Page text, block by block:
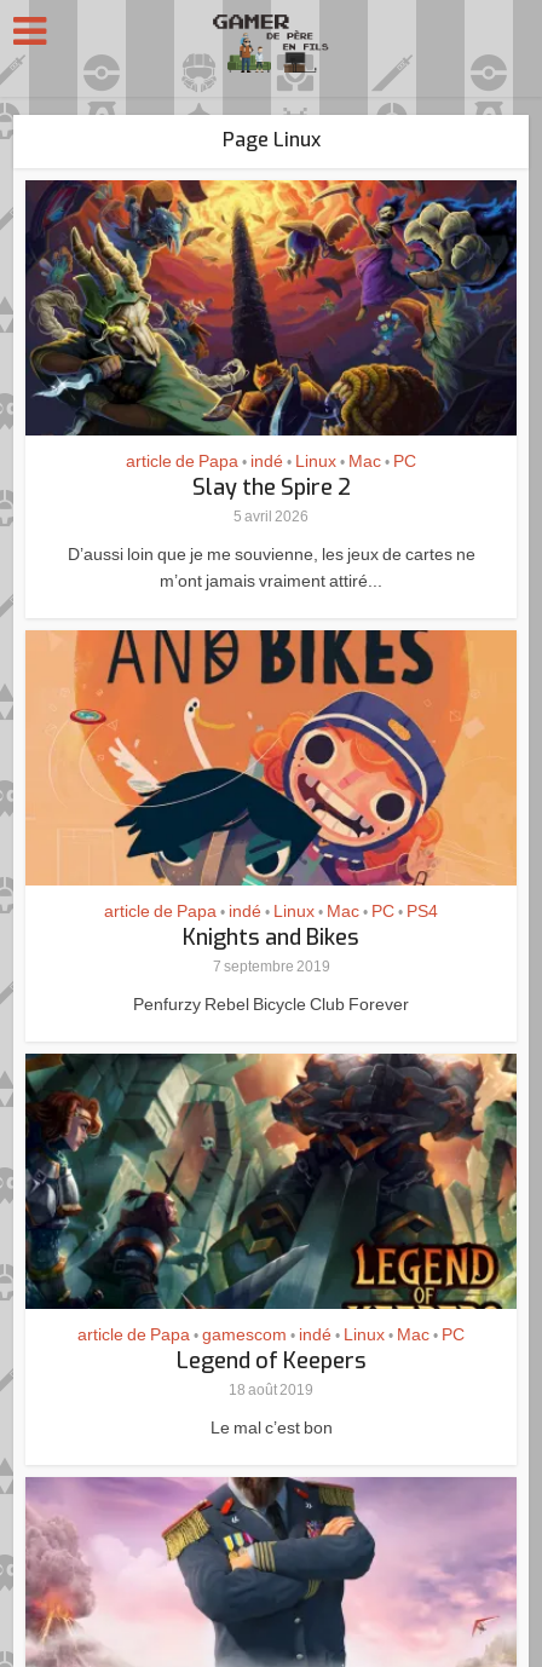
Page Linux
article de Papa • indé • Linux • Mac • PC
Slay the Spire 2
5 avril 2026
D’aussi loin que je me souvienne, les jeux de cartes ne
m’ont jamais vraiment attiré...
article de Papa • indé • Linux • Mac • PC • PS4
Knights and Bikes
7 septembre 2019
Penfurzy Rebel Bicycle Club Forever
article de Papa • gamescom • indé • Linux • Mac • PC
Legend of Keepers
18 août 2019
Le mal c’est bon